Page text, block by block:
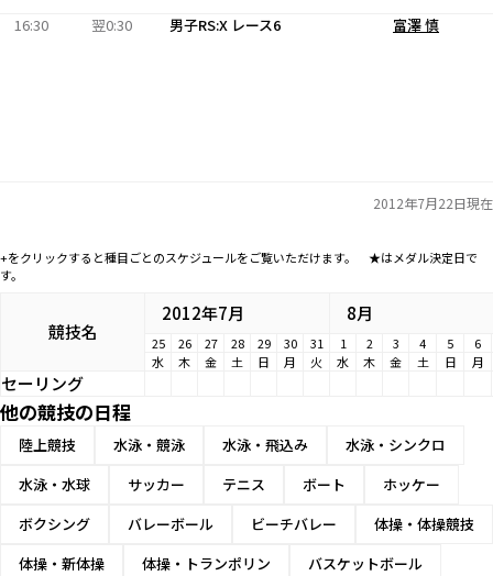
16:30 翌0:30 男子RS:X レース6 富澤 慎
2012年7月22日現在
+をクリックすると種目ごとのスケジュールをご覧いただけます。 ★はメダル決定日で
す。
競技名
2012年7月 8月
25 26 27 28 29 30 31 1 2 3 4 5
6
水
木 金 土 日 月 火 水 木 金 土 日 月
セーリング
他の競技の日程
陸上競技 水泳・競泳 水泳・飛込み
水泳・シンクロ
水泳・水球
サッカー テニス ボート
ホッケー
ボクシング
バレーボール ビーチバレー
体操・体操競技
体操・新体操
体操・トランポリン
バスケットボール